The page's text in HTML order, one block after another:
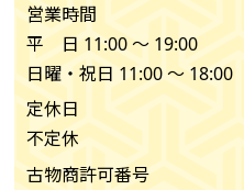
営業時間
平 日 11:00 〜 19:00
日曜・祝日 11:00 〜 18:00
定休日
不定休
古物商許可番号